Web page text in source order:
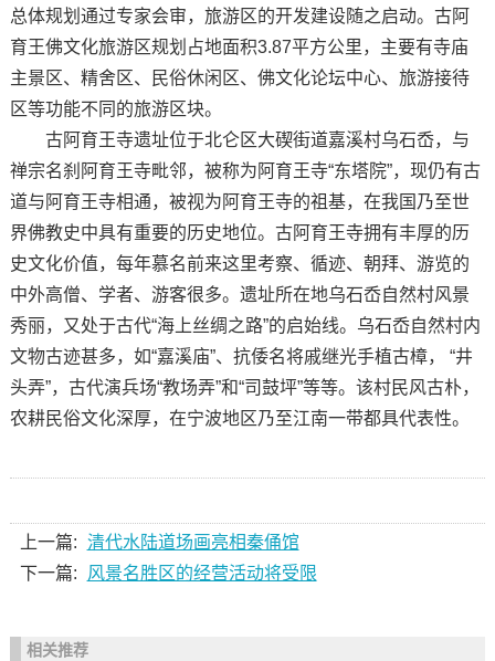
总体规划通过专家会审，旅游区的开发建设随之启动。古阿
育王佛文化旅游区规划占地面积3.87平方公里，主要有寺庙
主景区、精舍区、民俗休闲区、佛文化论坛中心、旅游接待
区等功能不同的旅游区块。
古阿育王寺遗址位于北仑区大碶街道嘉溪村乌石岙，与
禅宗名刹阿育王寺毗邻，被称为阿育王寺“东塔院”，现仍有古
道与阿育王寺相通，被视为阿育王寺的祖基，在我国乃至世
界佛教史中具有重要的历史地位。古阿育王寺拥有丰厚的历
史文化价值，每年慕名前来这里考察、循迹、朝拜、游览的
中外高僧、学者、游客很多。遗址所在地乌石岙自然村风景
秀丽，又处于古代“海上丝绸之路”的启始线。乌石岙自然村内
文物古迹甚多，如“嘉溪庙”、抗倭名将戚继光手植古樟， “井
头弄”，古代演兵场“教场弄”和“司鼓坪”等等。该村民风古朴，
农耕民俗文化深厚，在宁波地区乃至江南一带都具代表性。
上一篇: 清代水陆道场画亮相秦俑馆
下一篇:
风景名胜区的经营活动将受限
相关推荐